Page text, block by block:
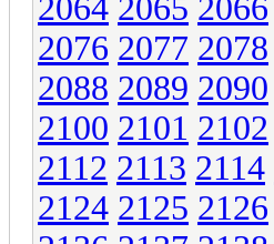
2064 2065 2066
2076 2077 2078
2088 2089 2090
2100 2101 2102
2112 2113 2114
2124 2125 2126